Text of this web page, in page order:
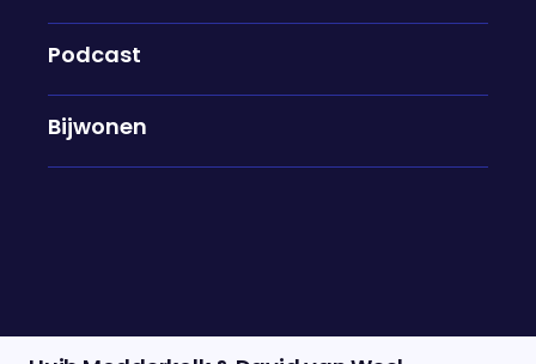
Podcast
Bijwonen
S10
Zangeres S10 verovert al jaren vele harten met